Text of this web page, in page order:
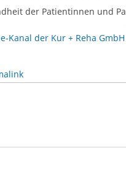
der Patientinnen und
Kanal der Kur + Reha GmbH